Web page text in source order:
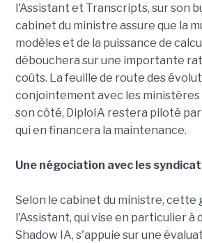
l'Assistant et Transcripts, sur son
cabinet du ministre assure que la
modèles et de la puissance de
débouchera sur une importante
coûts. La feuille de route des
conjointement avec les ministères
son côté, DiploIA restera piloté par
qui en financera la maintenance.
Une négociation avec les
Selon le cabinet du ministre, cette
l'Assistant, qui vise en particulier à
Shadow IA, s'appuie sur une